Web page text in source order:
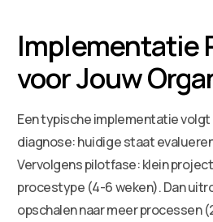
Implementatie
voor Jouw
Een typische implementatie
diagnose: huidige staat
Vervolgens pilotfase: klein
procestype (4-6 weken). Dan
opschalen naar meer processen